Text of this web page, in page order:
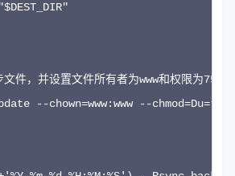
件，并设置文件所有者为www和权限为755
--chown=www:www --